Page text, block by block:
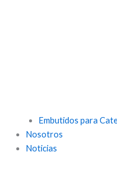
Embutidos para
Nosotros
Noticias